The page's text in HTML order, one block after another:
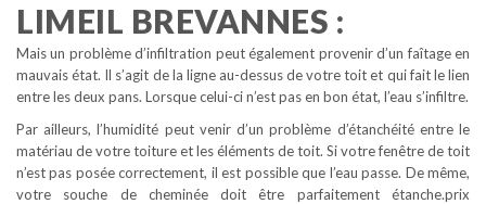
LIMEIL BREVANNES :
Mais un problème d’infiltration peut également provenir d’un faîtage en
mauvais état. Il s’agit de la ligne au-dessus de votre toit et qui fait le lien
entre les deux pans. Lorsque celui-ci n’est pas en bon état, l’eau s’infiltre.
Par ailleurs, l’humidité peut venir d’un problème d’étanchéité entre le
matériau de votre toiture et les éléments de toit. Si votre fenêtre de toit
n’est pas posée correctement, il est possible que l’eau passe. De même,
votre souche de cheminée doit être parfaitement étanche.prix